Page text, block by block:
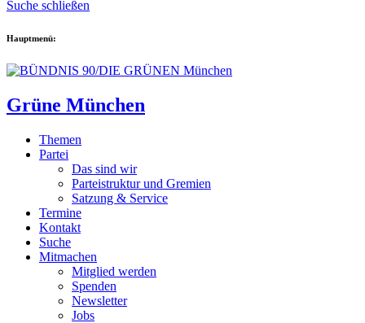
Suche schließen
Hauptmenü:
Grüne München
Themen
Partei
Das sind wir
Parteistruktur und Gremien
Satzung & Service
Termine
Kontakt
Suche
Mitmachen
Mitglied werden
Spenden
Newsletter
Jobs